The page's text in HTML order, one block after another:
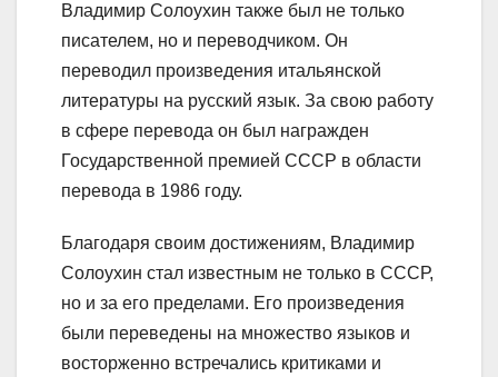
Владимир Солоухин также был не только
писателем, но и переводчиком. Он
переводил произведения итальянской
литературы на русский язык. За свою работу
в сфере перевода он был награжден
Государственной премией СССР в области
перевода в 1986 году.
Благодаря своим достижениям, Владимир
Солоухин стал известным не только в СССР,
но и за его пределами. Его произведения
были переведены на множество языков и
восторженно встречались критиками и